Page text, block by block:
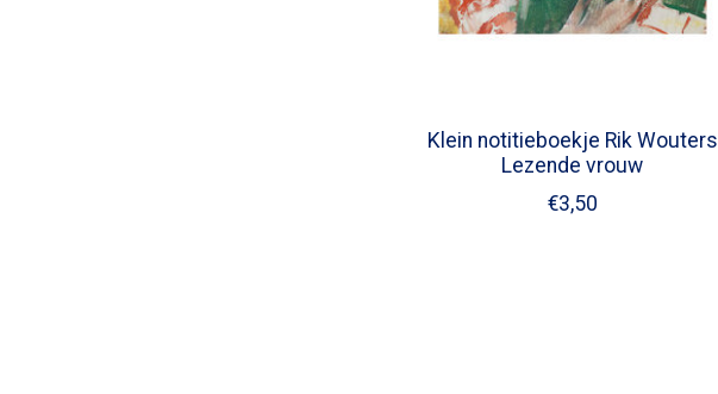
Klein notitieboekje Rik Wouters
Lezende vrouw
€3,50